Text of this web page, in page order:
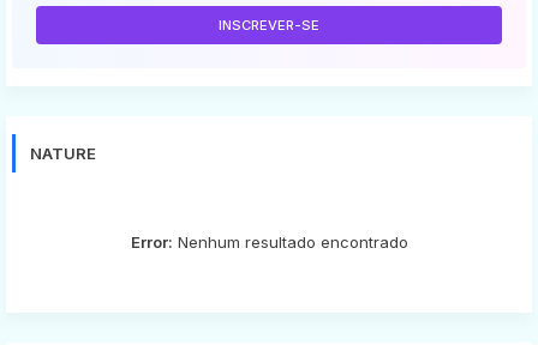
NATURE
Error: Nenhum resultado encontrado